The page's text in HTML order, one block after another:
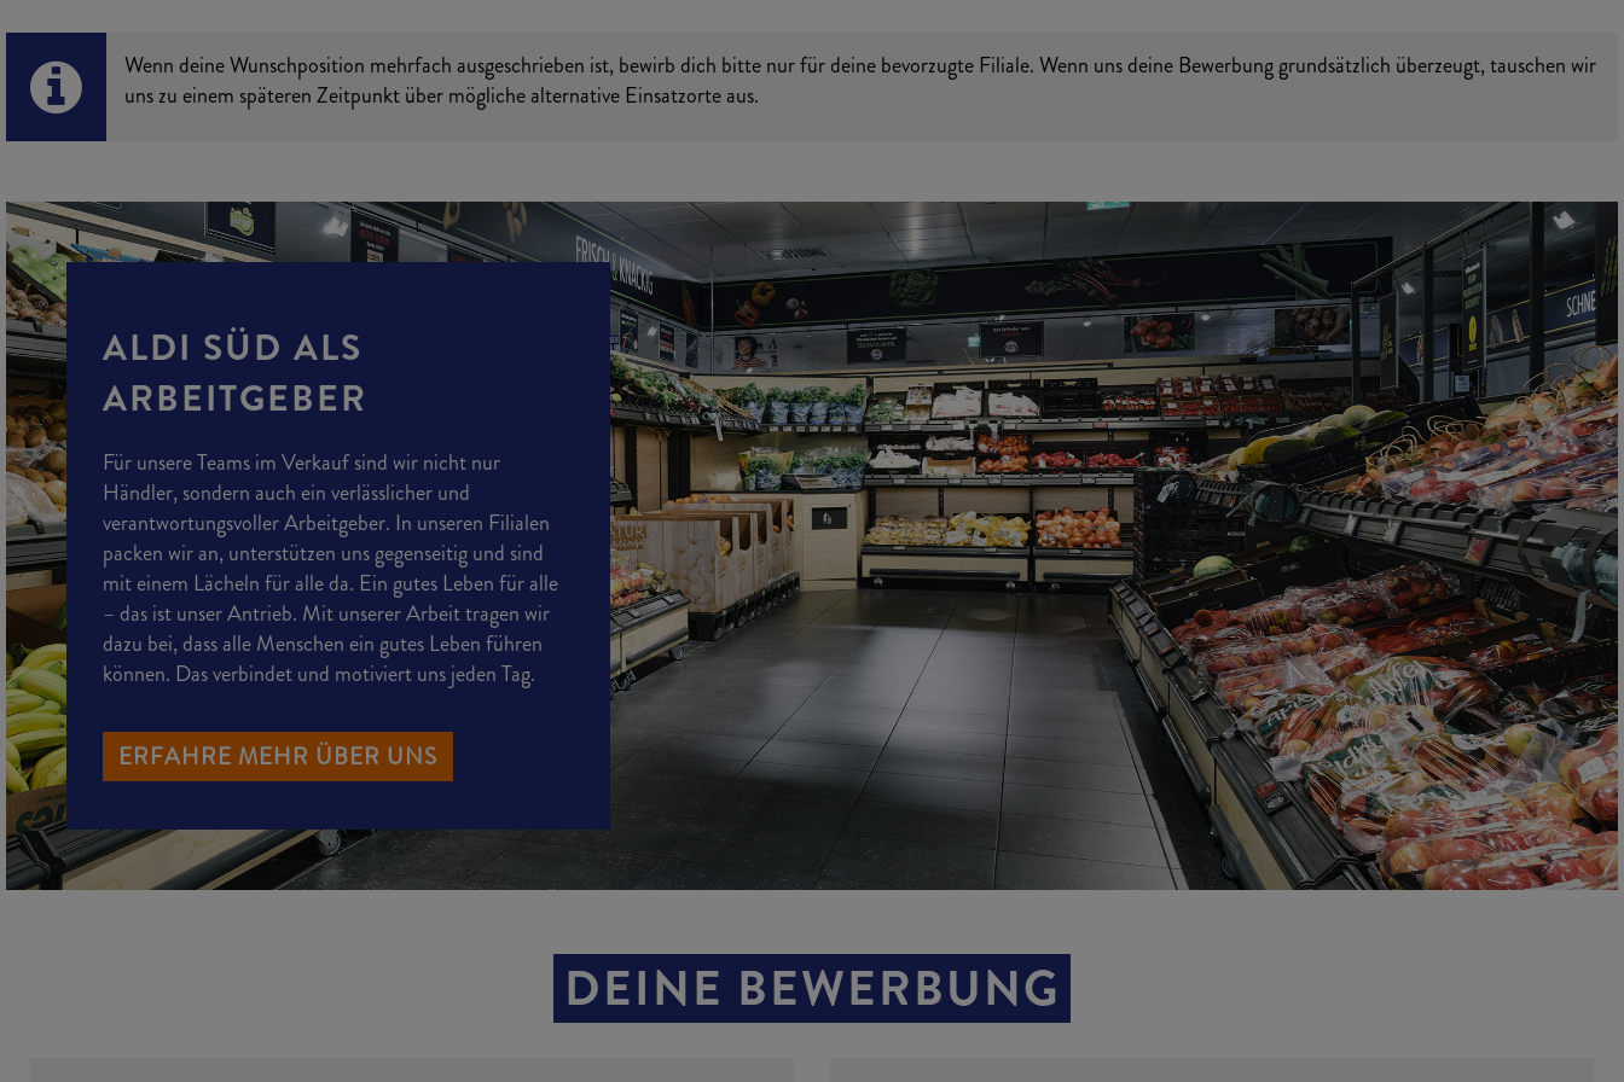
Wenn deine Wunschposition mehrfach ausgeschrieben ist, bewirb dich bitte nur für deine bevorzugte Filiale. Wenn uns deine Bewerbung grundsätzlich überzeugt, tauschen wir
uns zu einem späteren Zeitpunkt über mögliche alternative Einsatzorte aus.
ALDI SÜD ALS
ARBEITGEBER
Für unsere Teams im Verkauf sind wir nicht nur
Händler, sondern auch ein verlässlicher und
verantwortungsvoller Arbeitgeber. In unseren Filialen
packen wir an, unterstützen uns gegenseitig und sind
mit einem Lächeln für alle da. Ein gutes Leben für alle
– das ist unser Antrieb. Mit unserer Arbeit tragen wir
dazu bei, dass alle Menschen ein gutes Leben führen
können. Das verbindet und motiviert uns jeden Tag.
ERFAHRE MEHR ÜBER UNS
DEINE BEWERBUNG